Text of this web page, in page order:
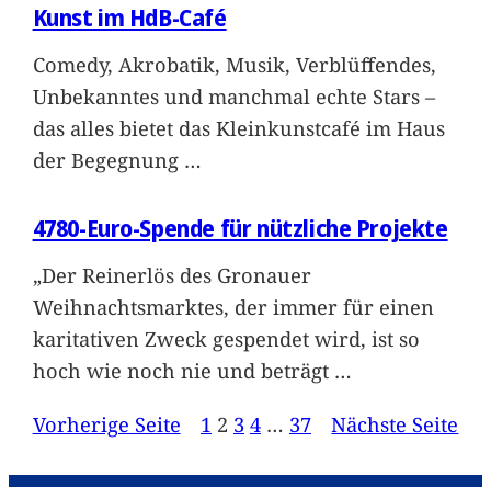
Kunst im HdB-Café
Comedy, Akrobatik, Musik, Verblüffendes,
Unbekanntes und manchmal echte Stars –
das alles bietet das Kleinkunstcafé im Haus
der Begegnung …
4780-Euro-Spende für nützliche Projekte
„Der Reinerlös des Gronauer
Weihnachtsmarktes, der immer für einen
karitativen Zweck gespendet wird, ist so
hoch wie noch nie und beträgt …
Vorherige Seite
1 2 3 4 … 37 Nächste Seite